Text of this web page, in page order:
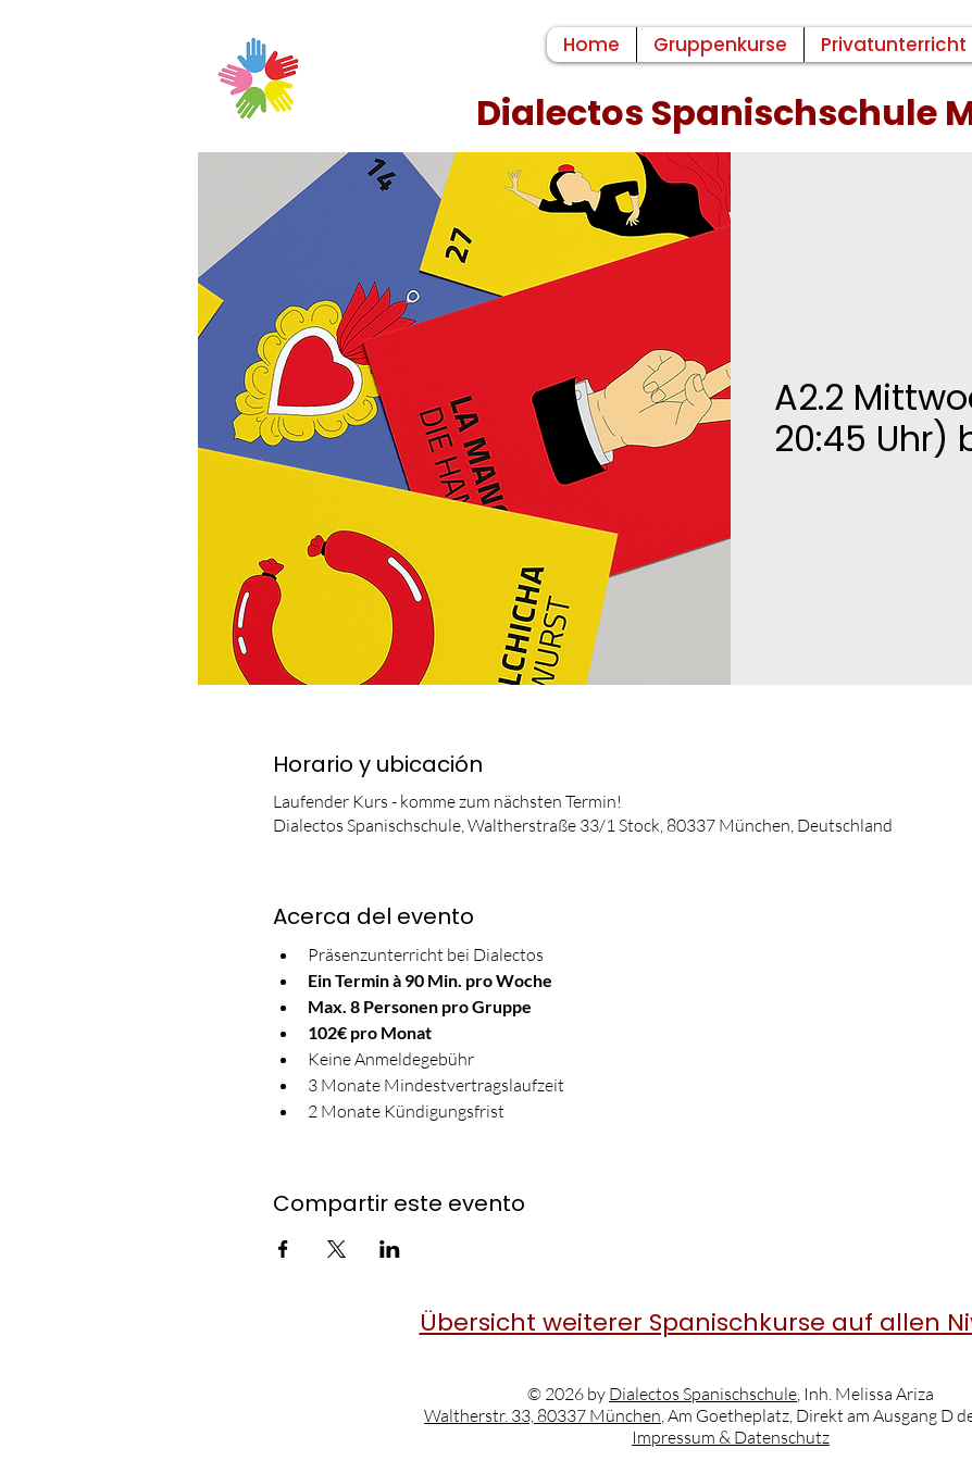
Home Gruppenkurse Privatunterricht
Dialectos Spanischschule
A2.2
20:45 Uhr)
Horario y ubicación
Laufender Kurs - komme zum nächsten Termin!
Dialectos Spanischschule, Waltherstraße 33/1 Stock, 80337 München, Deutschland
Acerca del evento
Präsenzunterricht bei Dialectos
Ein Termin à 90 Min. pro Woche
Max. 8 Personen pro Gruppe
102€ pro Monat
Keine Anmeldegebühr
3 Monate Mindestvertragslaufzeit
2 Monate Kündigungsfrist
Compartir este evento
Übersicht weiterer Spanischkurse auf allen
© 2026 by Dialectos Spanischschule, Inh. Melissa Ariza
Waltherstr. 33, 80337 München, Am Goetheplatz, Direkt am Ausgang D
Impressum & Datenschutz